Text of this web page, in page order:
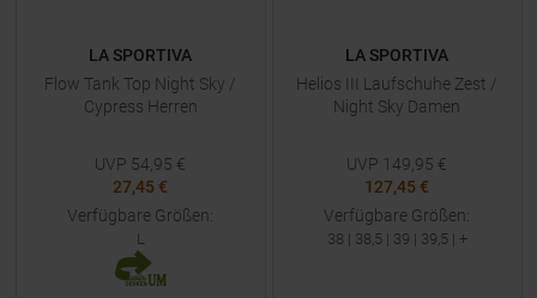
LA SPORTIVA
Flow Tank Top Night Sky /
Cypress Herren
UVP 54,95 €
27,45 €
Verfügbare Größen:
L
LA SPORTIVA
Helios III Laufschuhe Zest /
Night Sky Damen
UVP 149,95 €
127,45 €
Verfügbare Größen:
38 | 38,5 | 39 | 39,5 | +